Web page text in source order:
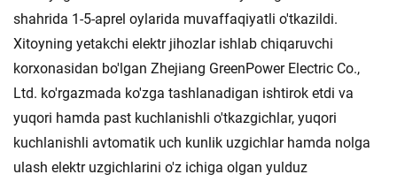
shahrida 1-5-aprel oylarida muvaffaqiyatli o'tkazildi.
Xitoyning yetakchi elektr jihozlar ishlab chiqaruvchi
korxonasidan bo'lgan Zhejiang GreenPower Electric Co.,
Ltd. ko'rgazmada ko'zga tashlanadigan ishtirok etdi va
yuqori hamda past kuchlanishli o'tkazgichlar, yuqori
kuchlanishli avtomatik uch kunlik uzgichlar hamda nolga
ulash elektr uzgichlarini o'z ichiga olgan yulduz